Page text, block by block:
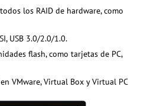
los RAID de hardware, como
USB 3.0/2.0/1.0.
flash, como tarjetas de PC,
VMware, Virtual Box y Virtual PC